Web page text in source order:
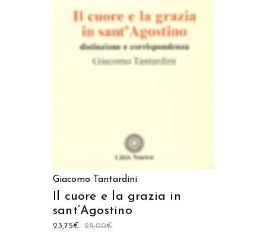
AGGIUNGI AL CARRELLO
Giacomo Tantardini
Il cuore e la grazia in
sant’Agostino
25,00€
23,75€